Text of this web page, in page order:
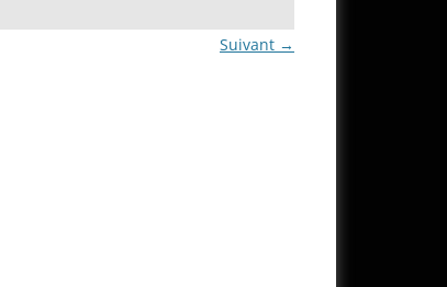
Suivant →